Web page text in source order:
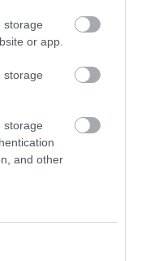
storage
or app.
storage
storage
and other